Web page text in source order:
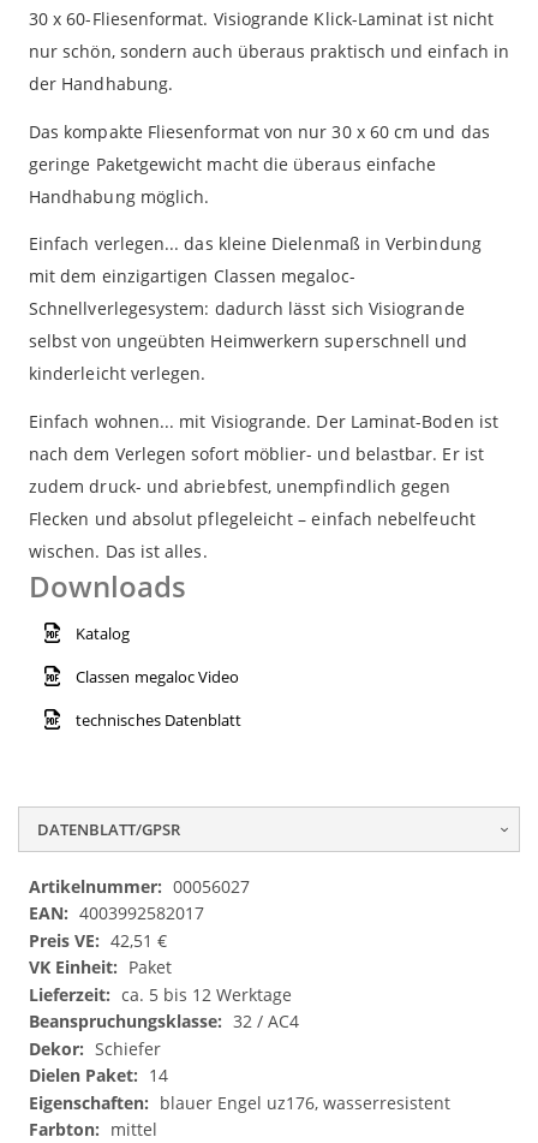
30 x 60-Fliesenformat. Visiogrande Klick-Laminat ist nicht
nur schön, sondern auch überaus praktisch und einfach in
der Handhabung.
Das kompakte Fliesenformat von nur 30 x 60 cm und das
geringe Paketgewicht macht die überaus einfache
Handhabung möglich.
Einfach verlegen... das kleine Dielenmaß in Verbindung
mit dem einzigartigen Classen megaloc-
Schnellverlegesystem: dadurch lässt sich Visiogrande
selbst von ungeübten Heimwerkern superschnell und
kinderleicht verlegen.
Einfach wohnen... mit Visiogrande. Der Laminat-Boden ist
nach dem Verlegen sofort möblier- und belastbar. Er ist
zudem druck- und abriebfest, unempfindlich gegen
Flecken und absolut pflegeleicht – einfach nebelfeucht
wischen. Das ist alles.
Downloads
Katalog
Classen megaloc Video
technisches Datenblatt
DATENBLATT/GPSR
Datenblatt/GPSR 00056027
4003992582017
42,51 €
Paket
ca. 5 bis 12 Werktage
32 / AC4
Schiefer
14
blauer Engel uz176, wasserresistent
mittel